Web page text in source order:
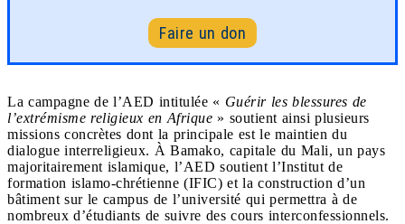
Faire un don
La campagne de l’AED intitulée « Guérir les blessures de
l’extrémisme religieux en Afrique » soutient ainsi plusieurs
missions concrètes dont la principale est le maintien du
dialogue interreligieux. À Bamako, capitale du Mali, un pays
majoritairement islamique, l’AED soutient l’Institut de
formation islamo-chrétienne (IFIC) et la construction d’un
bâtiment sur le campus de l’université qui permettra à de
nombreux d’étudiants de suivre des cours interconfessionnels.